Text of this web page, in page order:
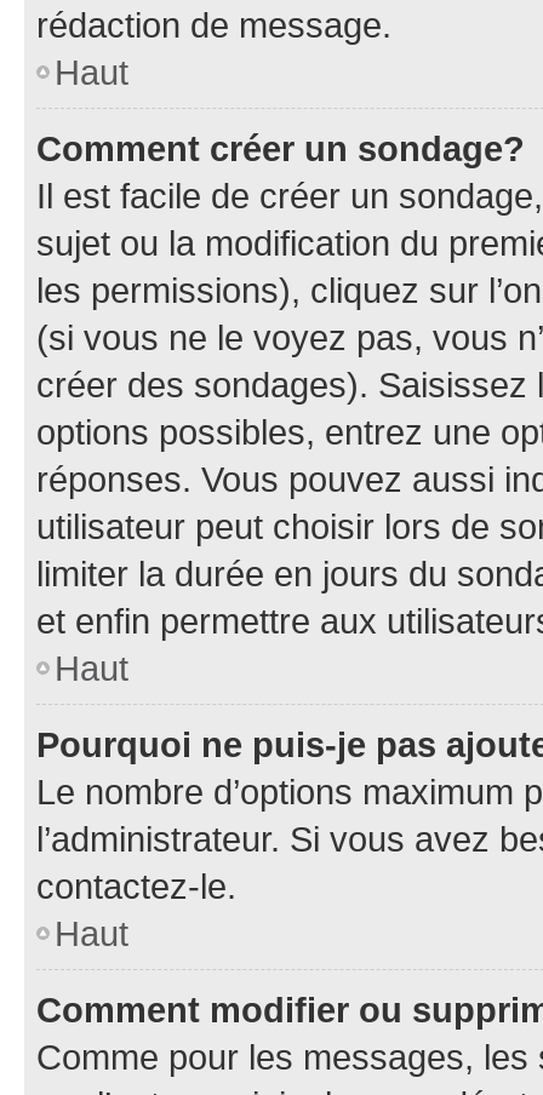
rédaction de message.
Haut
Comment créer un sondage?
Il est facile de créer un
sujet ou la modification du
les permissions), cliquez sur
(si vous ne le voyez pas, vous
créer des sondages).
options possibles, entrez une
réponses. Vous pouvez aussi
utilisateur peut choisir lors de
limiter la durée en jours du
et enfin permettre aux
Haut
Pourquoi ne puis-je pas
Le nombre d’options maximum
l’administrateur. Si vous avez
contactez-le.
Haut
Comment modifier ou
Comme pour les messages,